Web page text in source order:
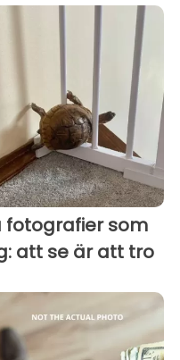
fotografier som
att se är att tro